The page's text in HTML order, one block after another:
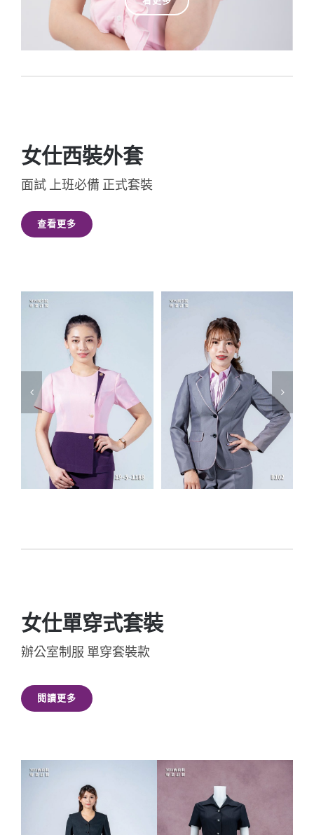
女仕西裝外套
面試 上班必備 正式套裝
查看更多
1188 量身訂製
女仕單穿式套裝
辦公室制服 單穿套裝款
閱讀更多